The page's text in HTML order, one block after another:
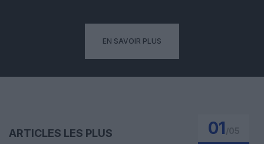
EN SAVOIR PLUS
ARTICLES LES PLUS
01